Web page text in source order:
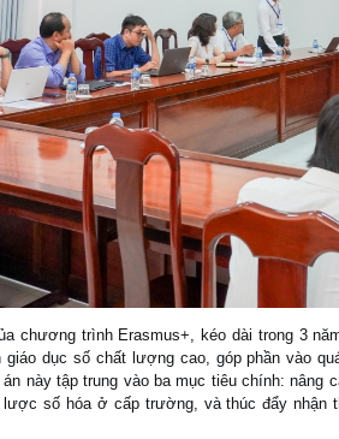
chương trình Erasmus+, kéo dài trong 3
giáo dục số chất lượng cao, góp phần vào
này tập trung vào ba mục tiêu chính: nâng
số hóa ở cấp trường, và thúc đẩy nhận